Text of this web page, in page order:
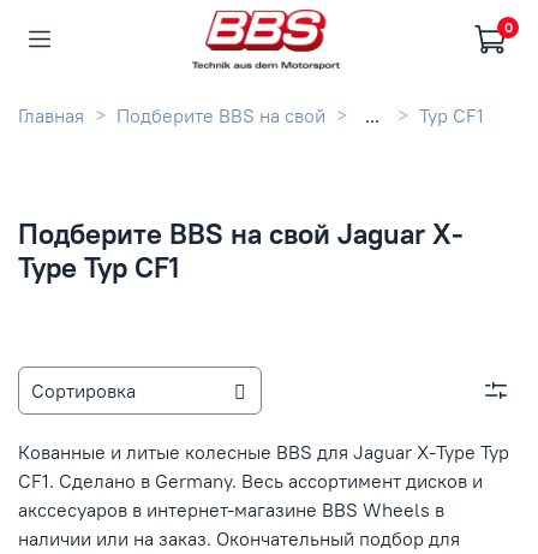
0
Главная Подберите BBS на свой ... Typ CF1
Подберите BBS на свой Jaguar X-
Type Typ CF1
Кованные и литые колесные BBS для Jaguar X-Type Typ
CF1. Сделано в Germany. Весь ассортимент дисков и
акссесуаров в интернет-магазине BBS Wheels в
наличии или на заказ. Окончательный подбор для